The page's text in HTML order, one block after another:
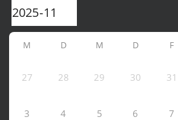
M D M D F
27 28 29 30 31
3 4 5 6 7